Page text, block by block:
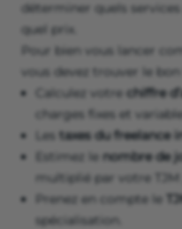
déterminer quels
quel prix.
Pour bien vous lancer
vous devez trouver le
Calculez votre chiffre
charges fixes et
Les taxes du freelance
Estimez le nombre de
multiplié par votre TJM ;
Prenez en compte le
spécialisation.